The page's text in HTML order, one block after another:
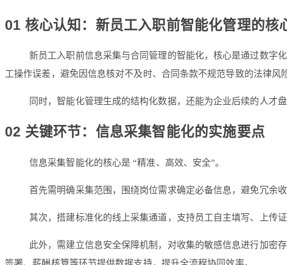
01 核心认知：新员工入职前智能化管理的核
新员工入职前信息采集与合同管理的智能化，核心是通过数字
工操作误差，避免因信息核对不及时、合同条款不规范导致的法律
同时，智能化管理生成的结构化数据，还能为企业后续的人才
02 关键环节：信息采集智能化的实施要点
信息采集智能化的核心是 “精准、高效、安全”。
首先需明确采集范围，围绕岗位需求确定必备信息，避免冗余
其次，搭建标准化的线上采集通道，支持员工自主填写、上传
此外，需建立信息安全保障机制，对收集的敏感信息进行加密
签署、薪酬核算等环节提供数据支持，提升全流程协同效率。